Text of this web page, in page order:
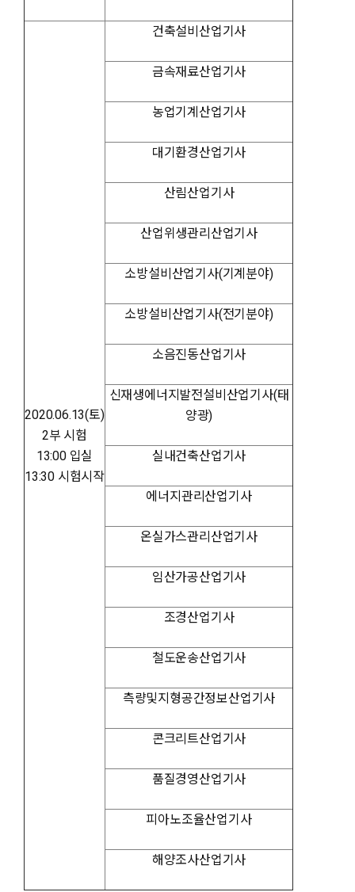
2020.06.13(토)
2부 시험
13:00 입실
13:30 시험시작
건축설비산업기사
금속재료산업기사
농업기계산업기사
대기환경산업기사
산림산업기사
산업위생관리산업기사
소방설비산업기사(기계분야)
소방설비산업기사(전기분야)
소음진동산업기사
신재생에너지발전설비산업기사(태
양광)
실내건축산업기사
에너지관리산업기사
온실가스관리산업기사
임산가공산업기사
조경산업기사
철도운송산업기사
측량및지형공간정보산업기사
콘크리트산업기사
품질경영산업기사
피아노조율산업기사
해양조사산업기사